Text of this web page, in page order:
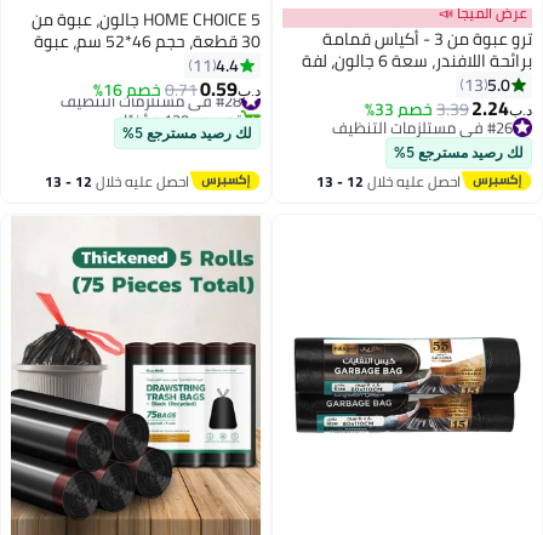
عرض الميجا 📣
ترو عبوة من 3 - أكياس قمامة
برائحة اللافندر، سعة 6 جالون، لفة
الصغيرة) - 30 كيس x 3
5.0
13
د.ب‏2.24
3.39خصم 33%
#26 في مستلزمات التنظيف
#26 في مستلزمات التنظيف
لك رصيد مسترجع 5%
احصل عليه خلال 12 - 13
HOME CHOICE 5 جالون، عبوة من
30 قطعة، حجم 46*52 سم، عبوة
من 30 كيس قمامة، أكياس قمامة
قابلة للتحلل، بطانات سلة المهملات
4.4
11
د.ب‏0.59
0.71خصم 16% #28 في مستلزمات التنظيف
تم بيع +130 مؤخرًا
#28 في مستلزمات التنظيف
لك رصيد مسترجع 5%
احصل عليه خلال 12 - 13